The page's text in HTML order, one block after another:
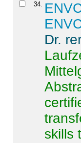
34.
Dr.
skills